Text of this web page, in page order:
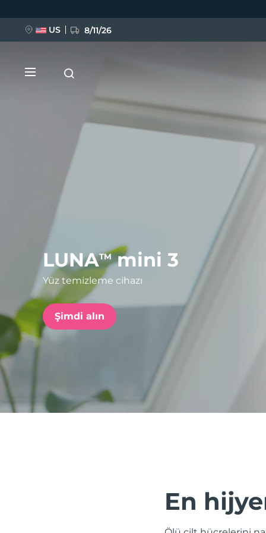
LUNATMmini 3
Yüz temizleme cihazı
Şimdi alın
En
US 8/11/26
issa™ Teeth Whitening Set
POPÜLER